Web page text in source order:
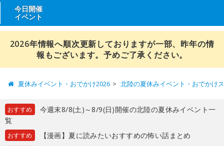
今日開催
イベント
2026年情報へ順次更新しておりますが一部、昨年の情
報もございます。予めご了承ください。
夏休みイベント・おでかけ2026 北陸の夏休みイベント・おでかけ
おすすめ
今週末8/8(土)～8/9(日)開催の北陸の夏休みイベント一
覧
おすすめ 【漫画】夏に読みたいおすすめの怖い話まとめ